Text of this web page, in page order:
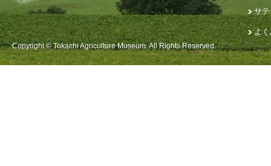
サ
よ
Copyright © Tokachi Agriculture Museum. All Rights Reserved.